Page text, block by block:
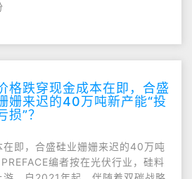
格跌穿现金成本在即，合盛
姗来迟的40万吨新产能“投
损”？
即，合盛硅业姗姗来迟的40万吨
编者按在光伏行业，硅料